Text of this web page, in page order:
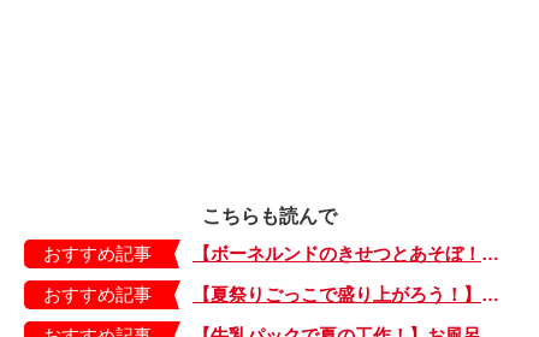
こちらも読んで
おすすめ記事
【ボーネルンドのきせつとあそぼ！】画用紙に、塗って、切って、貼って完成！ 夏を彩る元気なお花「カラフルサンフラワー」の作り方
おすすめ記事
【夏祭りごっこで盛り上がろう！】紙皿やストローでフォトプロップス風のおしゃれな「おめん」の作り方